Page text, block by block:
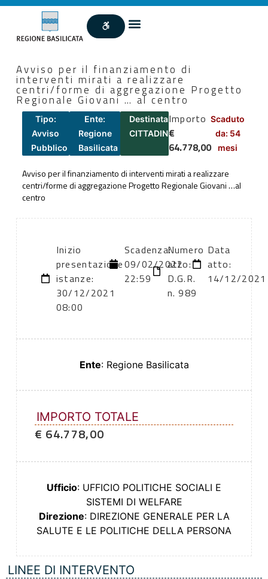
Avviso per il finanziamento di
interventi mirati a realizzare
centri/forme di aggregazione Progetto
Regionale Giovani … al centro
Tipo:
Avviso
Pubblico
Ente:
Regione
Basilicata
Destinatari:
CITTADINI
Importo
€
64.778,00
Scaduto
da: 54
mesi
Avviso per il finanziamento di interventi mirati a realizzare
centri/forme di aggregazione Progetto Regionale Giovani …al
centro
Inizio
presentazione
istanze:
30/12/2021
08:00
Scadenza:
09/02/2022
22:59
Numero
atto:
D.G.R.
n. 989
Data
atto:
14/12/2021
Ente: Regione Basilicata
IMPORTO TOTALE
€ 64.778,00
Ufficio: UFFICIO POLITICHE SOCIALI E
SISTEMI DI WELFARE
Direzione: DIREZIONE GENERALE PER LA
SALUTE E LE POLITICHE DELLA PERSONA
LINEE DI INTERVENTO